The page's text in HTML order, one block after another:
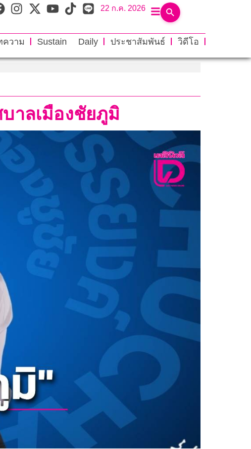
22 ก.ค. 2026
ความ Sustain Daily ประชาสัมพันธ์
วิดีโอ
บาลเมืองชัยภูมิ